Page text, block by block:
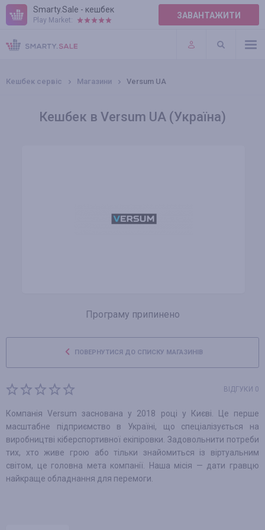
Smarty.Sale - кешбек
Play Market: ЗАВАНТАЖИТИ
ПРАВИЛА
ПЛАГІНИ
Кешбек сервіс Магазини Versum UA
Кешбек в Versum UA (Україна)
Програму припинено
ПОВЕРНУТИСЯ ДО СПИСКУ МАГАЗИНІВ
ВІДГУКИ 0
Компанія Versum заснована у 2018 році у Києві. Це перше
масштабне підприємство в Україні, що спеціалізується на
виробництві кіберспортивної екіпіровки. Задовольнити потреби
тих, хто живе грою або тільки знайомиться із віртуальним
світом, це головна мета компанії. Наша місія — дати гравцю
найкраще обладнання для перемоги.